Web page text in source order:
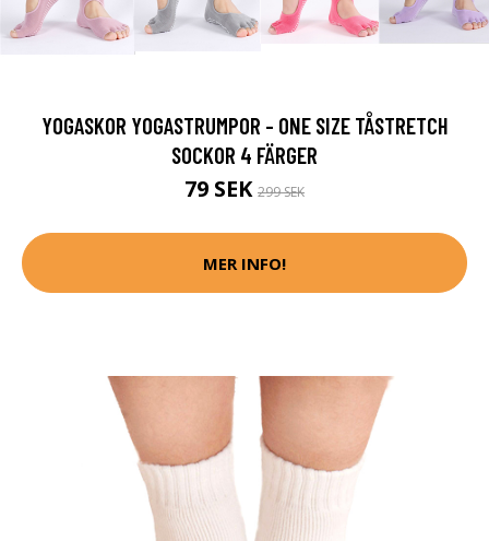
YOGASKOR YOGASTRUMPOR - ONE SIZE TÅSTRETCH
SOCKOR 4 FÄRGER
79 SEK 299 SEK
MER INFO!